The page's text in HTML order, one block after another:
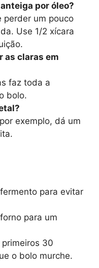
por óleo?
perder um pouco
Use 1/2 xícara
as claras em
faz toda a
bolo.
exemplo, dá um
para evitar
para um
30
o bolo murche.